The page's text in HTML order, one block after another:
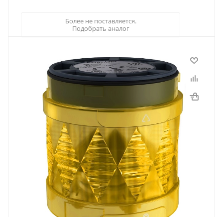
Более не поставляется.
Подобрать аналог